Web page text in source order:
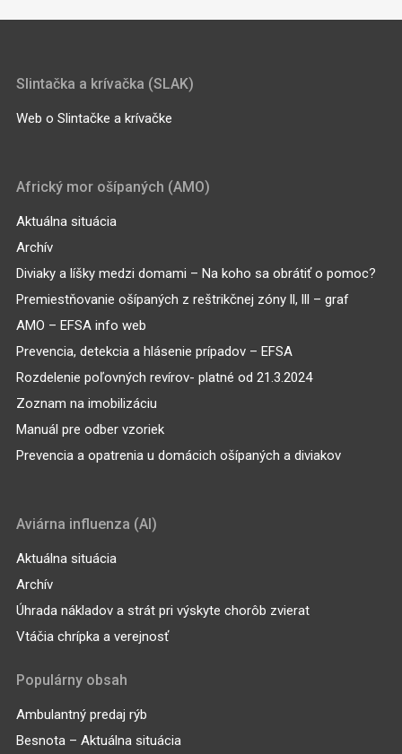
Slintačka a krívačka (SLAK)
Web o Slintačke a krívačke
Africký mor ošípaných (AMO)
Aktuálna situácia
Archív
Diviaky a líšky medzi domami – Na koho sa obrátiť o pomoc?
Premiestňovanie ošípaných z reštrikčnej zóny ll, lll – graf
AMO – EFSA info web
Prevencia, detekcia a hlásenie prípadov – EFSA
Rozdelenie poľovných revírov- platné od 21.3.2024
Zoznam na imobilizáciu
Manuál pre odber vzoriek
Prevencia a opatrenia u domácich ošípaných a diviakov
Aviárna influenza (AI)
Aktuálna situácia
Archív
Úhrada nákladov a strát pri výskyte chorôb zvierat
Vtáčia chrípka a verejnosť
Populárny obsah
Ambulantný predaj rýb
Besnota – Aktuálna situácia